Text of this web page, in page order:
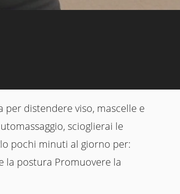
per distendere viso, mascelle e
scioglierai le
pochi minuti al giorno per:
la postura Promuovere la